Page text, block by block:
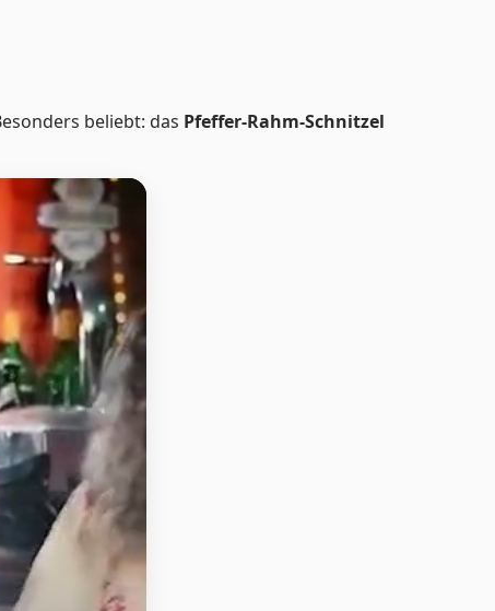
beliebt: das Pfeffer-Rahm-Schnitzel